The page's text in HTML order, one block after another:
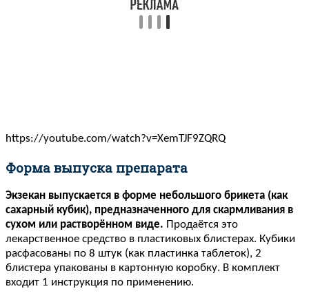
https://youtube.com/watch?v=XemTJF9ZQRQ
Форма выпуска препарата
Экзекан выпускается в форме небольшого брикета (как
сахарный кубик), предназначенного для скармливания в
сухом или растворённом виде. Продаётся это
лекарственное средство в пластиковых блистерах. Кубики
расфасованы по 8 штук (как пластинка таблеток), 2
блистера упакованы в картонную коробку. В комплект
входит 1 инструкция по применению.